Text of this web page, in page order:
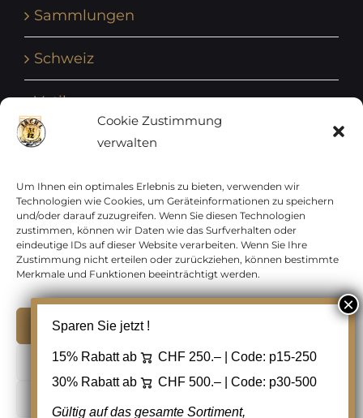
Cookie Zustimmung
verwalten
Um Ihnen ein optimales Erlebnis zu bieten, verwenden wir
Technologien wie Cookies, um Geräteinformationen zu speichern
und/oder darauf zuzugreifen. Wenn Sie diesen Technologien
zustimmen, können wir Daten wie das Surfverhalten oder
eindeutige IDs auf dieser Website verarbeiten. Wenn Sie Ihre
Zustimmung nicht erteilen oder zurückziehen, können bestimmte
Merkmale und Funktionen beeinträchtigt werden.
Ablehnen
Sammlungen
Schweiz
Vatikan
Vereinte Nationen
Vorphilatelie
Zensurbelege Österreich
Zensurbelege Schweiz
Copyright 2012 - 2024 URAY GmbH | All Rights
Reserved |
PCI Data Security Standards |
Sparen Sie jetzt !
15% Rabatt ab CHF 250.– | Code: p15-250
30% Rabatt ab
CHF 500.– | Code: p30-500
Gültig auf das gesamte Sortiment,